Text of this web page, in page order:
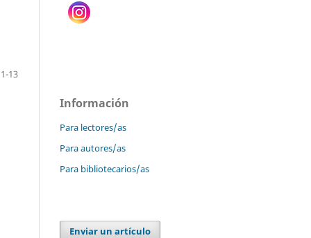
1-13
Información
Para lectores/as
Para autores/as
Para bibliotecarios/as
Enviar un artículo